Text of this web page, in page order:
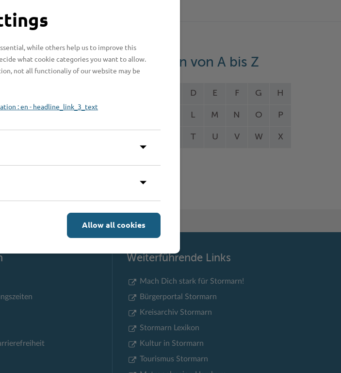
Leistungen von A bis Z
D E F G H
L M N O P
T U V W X
Weiterführende Links
Mach Dich stark für Stormarn!
Bürgerportal Stormarn
Kreisarchiv Stormarn
Stormarn Lexikon
Kultur in Stormarn
Tourismus Stormarn
while others help us to improve this
what cookie categories you want to allow.
not all functionaliy of our website may be
: en - headline_link_3_text
Allow all cookies